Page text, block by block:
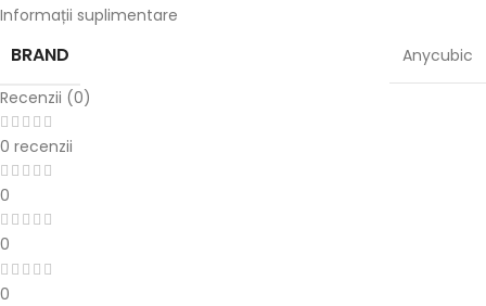
Informații suplimentare
BRAND
Anycubic
Recenzii (0)
0 recenzii
0
0
0